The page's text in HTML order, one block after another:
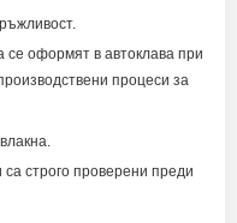
се оформят в автоклава при
процеси за
са строго проверени преди